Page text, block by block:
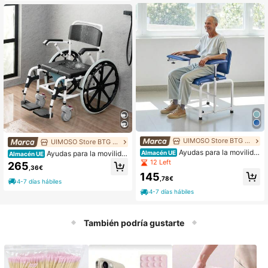
mudanzas, transporte, uso exterior, l
avandería, negro.
UIMOSO Store BTG EU
Almacén UE Ayudas para la movilida
d, sillas de ruedas
265 ,36€
4-7 días hábiles
UIMOSO Store BTG EU
Almacén UE Ayudas para la movilida
d, sillas de ruedas
12 Left
145 ,78€
4-7 días hábiles
También podría gustarte